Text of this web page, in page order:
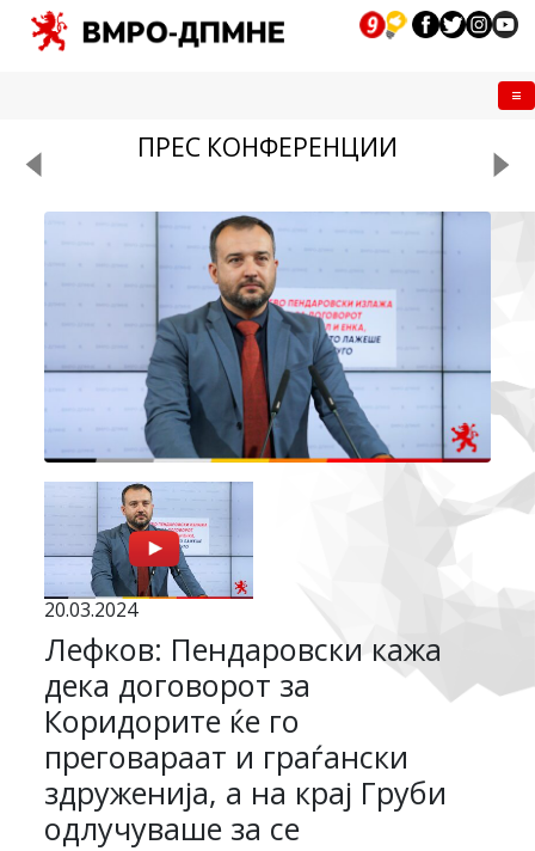
ПРЕС КОНФЕРЕНЦИИ
20.03.2024
Лефков: Пендаровски кажа
дека договорот за
Коридорите ќе го
преговараат и граѓански
здруженија, а на крај Груби
одлучуваше за се